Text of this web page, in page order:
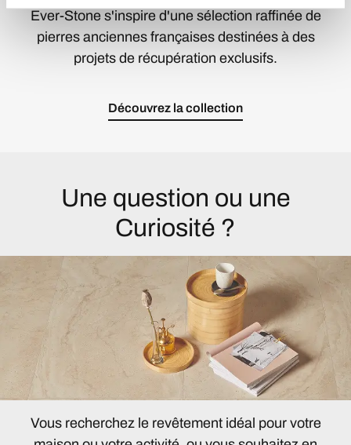
Ever-Stone s'inspire d'une sélection raffinée de
pierres anciennes françaises destinées à des
projets de récupération exclusifs.
Découvrez la collection
Une question ou une
Curiosité ?
Vous recherchez le revêtement idéal pour votre